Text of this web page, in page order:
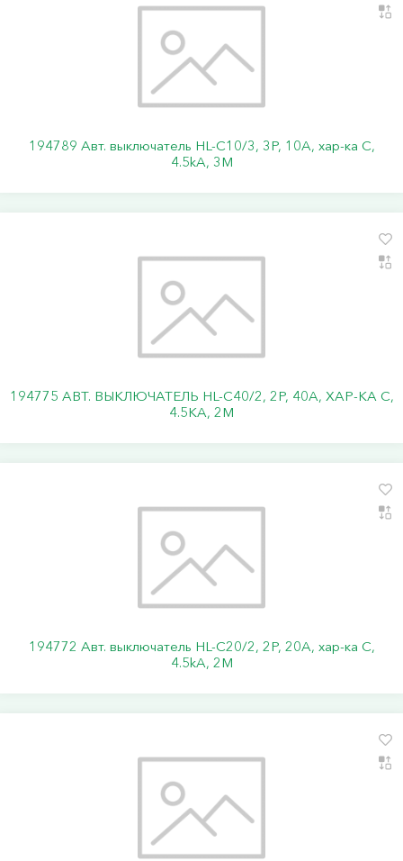
194789 Авт. выключатель HL-C10/3, 3P, 10A, хар-ка C,
4.5kA, 3M
194775 АВТ. ВЫКЛЮЧАТЕЛЬ HL-C40/2, 2P, 40A, ХАР-КА C,
4.5KA, 2M
194772 Авт. выключатель HL-C20/2, 2P, 20A, хар-ка C,
4.5kA, 2M